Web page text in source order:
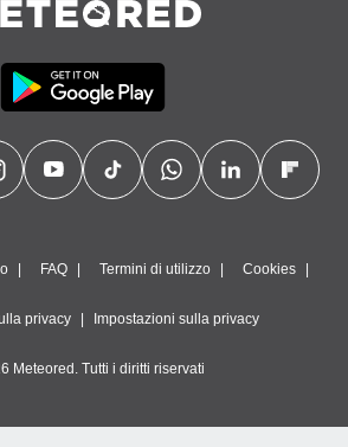
FAQ Termini di utilizzo Cookies
privacy Impostazioni sulla privacy
Meteored. Tutti i diritti riservati